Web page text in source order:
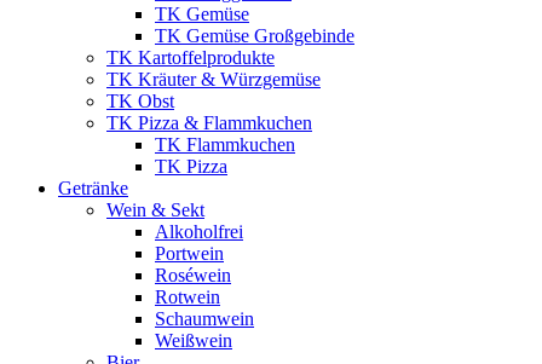
TK Gemüse
TK Gemüse Großgebinde
TK Kartoffelprodukte
TK Kräuter & Würzgemüse
TK Obst
TK Pizza & Flammkuchen
TK Flammkuchen
TK Pizza
Getränke
Wein & Sekt
Alkoholfrei
Portwein
Roséwein
Rotwein
Schaumwein
Weißwein